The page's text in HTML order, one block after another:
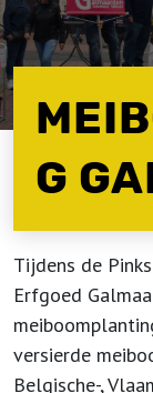
G
Tijdens de
Erfgoed
versierde
Belgische-,